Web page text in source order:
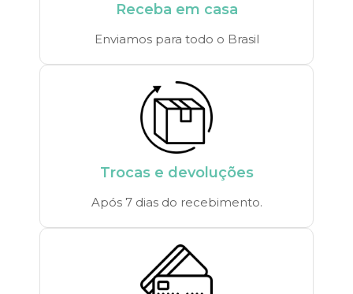
Receba em casa
Enviamos para todo o Brasil
Trocas e devoluções
Após 7 dias do recebimento.